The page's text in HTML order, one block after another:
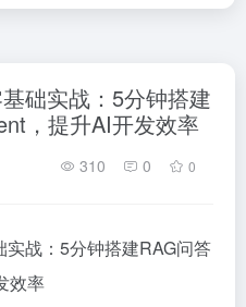
础实战：5分钟搭建
，提升AI开发效率
310 0 0
战：5分钟搭建RAG问答
效率